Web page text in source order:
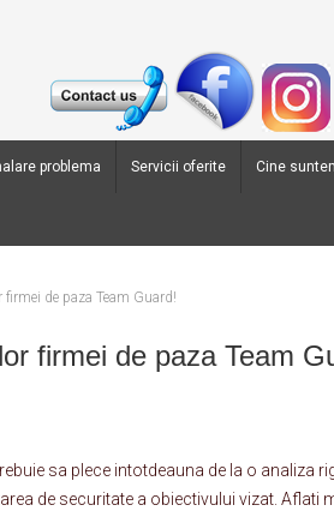
problema Servicii oferite Cine
de paza Team Guard!
firmei de paza Team
sa plece intotdeauna de la o analiza
de securitate a obiectivului vizat. Aflati